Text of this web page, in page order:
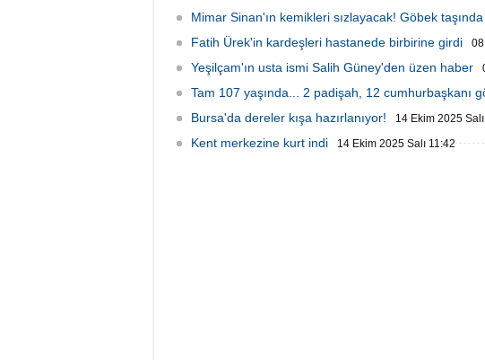
Mimar Sinan'ın kemikleri sızlayacak! Göbek taşında
Fatih Ürek'in kardeşleri hastanede birbirine girdi
Yeşilçam'ın usta ismi Salih Güney'den üzen haber
Tam 107 yaşında... 2 padişah, 12 cumhurbaşkanı
Bursa'da dereler kışa hazırlanıyor! 14 Ekim 2025
Kent merkezine kurt indi 14 Ekim 2025 Salı 11:42